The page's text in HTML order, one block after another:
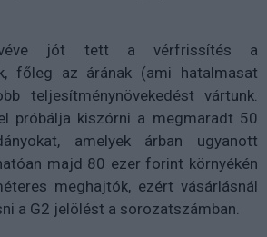
véve jót tett a vérfrissítés a
főleg az árának (ami hatalmasat
teljesítménynövekedést vártunk.
próbálja kiszórni a megmaradt 50
amelyek árban ugyanott
majd 80 ezer forint környékén
meghajtók, ezért vásárlásnál
a G2 jelölést a sorozatszámban.